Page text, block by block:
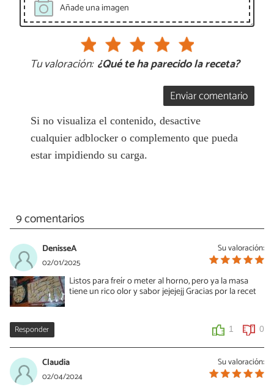
Añade una imagen
Tu valoración: ¿Qué te ha parecido la receta?
Enviar comentario
Si no visualiza el contenido, desactive
cualquier adblocker o complemento que pueda
estar impidiendo su carga.
9 comentarios
Su valoración:
DenisseA
02/01/2025
Listos para freír o meter al horno, pero ya la masa
tiene un rico olor y sabor jejejejj Gracias por la recet
Responder 1 0
Su valoración:
Claudia
02/04/2024